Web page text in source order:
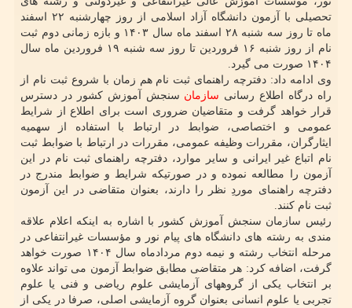
تحصیلی با آزمون دانشگاه آزاد اسلامی از روز چهارشنبه ۲۲ اسفند
ماه تا روز سه شنبه ۲۸ اسفند ماه سال ۱۴۰۳ و بازه زمانی دوم ثبت
نام از روز شنبه ۱۶ فروردین تا روز سه شنبه ۱۹ فروردین ماه سال
۱۴۰۴ صورت می گیرد.
وی ادامه داد: دفترچه راهنمای ثبت نام هم زمان با شروع ثبت نام از
راه درگاه اطلاع رسانی سازمان سنجش آموزش کشور در دسترس
قرار خواهد گرفت و متقاضیان ضروری است برای اطلاع از شرایط
عمومی و اختصاصی، ضوابط در ارتباط با استفاده از سهمیه
ایثارگران، مقررات وظیفه عمومی، مقررات در ارتباط با ضوابط ثبت
نام اتباع غیر ایرانی و سایر موارد، دفترچه راهنمای ثبت نام در این
آزمون را مطالعه نموده و در صورتیکه شرایط و ضوابط مندرج در
دفترچه راهنمای موردِ نظر را دارند، بعنوان متقاضی در این آزمون
ثبت نام کنند.
رئیس سازمان سنجش آموزش کشور با اشاره به اینکه اعلام علاقه
مندی به رشته های دانشگاه های پیام نور و مؤسسات غیرانتفاعی در
مرحله انتخاب رشته و نیمه دوم مردادماه سال ۱۴۰۴ صورت خواهد
گرفت، اضافه کرد: هر متقاضی مطابق ضوابط آزمون می تواند علاوه
بر انتخاب یکی از گروههای آزمایشی علوم ریاضی و فنی یا علوم
تجربی یا علوم انسانی بعنوان گروه آزمایشی اصلی، صرفا در یکی از